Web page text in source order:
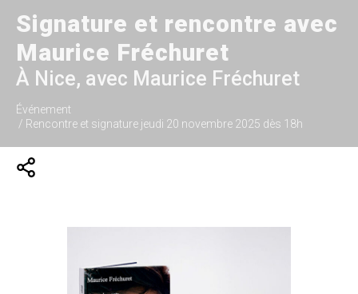
Signature et rencontre avec
Maurice Fréchuret
À Nice, avec Maurice Fréchuret
Événement
/ Rencontre et signature jeudi 20 novembre 2025 dès 18h